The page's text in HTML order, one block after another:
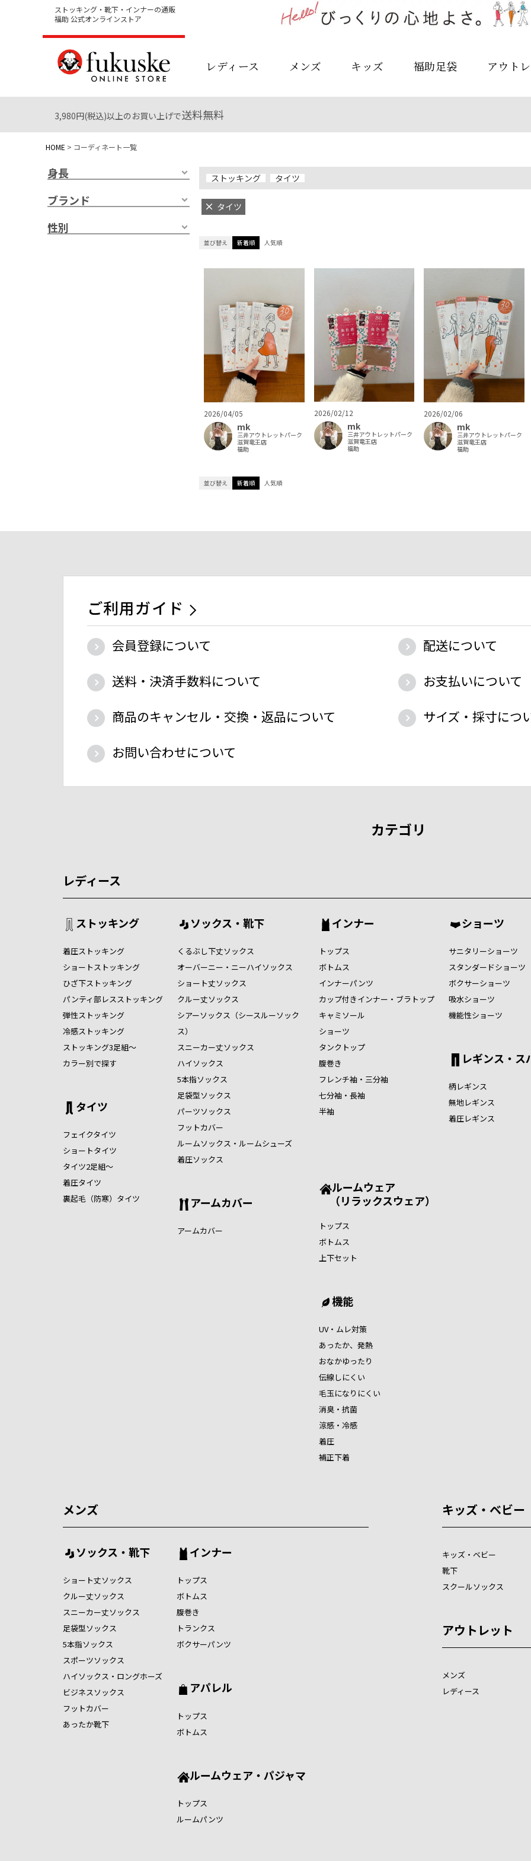
ストッキング・靴下・インナーの通販
福助 公式オンラインストア
レディース メンズ キッズ 福助足袋 アウト
3,980円(税込)以上のお買い上げで送料無料
HOME コーディネート一覧
身長
ブランド
性別
ストッキング タイツ
タイツ
並び替え 新着順 人気順
2026/04/05
mk
三井アウトレットパーク
滋賀竜王店
福助
2026/02/12
mk
三井アウトレットパーク
滋賀竜王店
福助
2026/02/06
mk
三井アウトレットパーク
滋賀竜王店
福助
並び替え 新着順 人気順
ご利用ガイド
会員登録について
配送について
送料・決済手数料について
お支払いについて
商品のキャンセル・交換・返品について
サイズ・採寸につ
お問い合わせについて
カテゴリ
レディース
ストッキング
着圧ストッキング
ショートストッキング
ひざ下ストッキング
パンティ部レスストッキング
弾性ストッキング
冷感ストッキング
ストッキング3足組～
カラー別で探す
タイツ
フェイクタイツ
ショートタイツ
タイツ2足組～
着圧タイツ
裏起毛（防寒）タイツ
ソックス・靴下
くるぶし下丈ソックス
オーバーニー・ニーハイソックス
ショート丈ソックス
クルー丈ソックス
シアーソックス（シースルーソック
ス）
スニーカー丈ソックス
ハイソックス
5本指ソックス
足袋型ソックス
パーツソックス
フットカバー
ルームソックス・ルームシューズ
着圧ソックス
アームカバー
アームカバー
インナー
トップス
ボトムス
インナーパンツ
カップ付きインナー・ブラトップ
キャミソール
ショーツ
タンクトップ
腹巻き
フレンチ袖・三分袖
七分袖・長袖
半袖
ショーツ
サニタリーショーツ
スタンダードショーツ
ボクサーショーツ
吸水ショーツ
機能性ショーツ
レギンス・ス
柄レギンス
無地レギンス
着圧レギンス
ルームウェア
（リラックスウェア）
トップス
ボトムス
上下セット
機能
UV・ムレ対策
あったか、発熱
おなかゆったり
伝線しにくい
毛玉になりにくい
消臭・抗菌
涼感・冷感
着圧
補正下着
メンズ
ソックス・靴下
ショート丈ソックス
クルー丈ソックス
スニーカー丈ソックス
足袋型ソックス
5本指ソックス
スポーツソックス
ハイソックス・ロングホーズ
ビジネスソックス
フットカバー
あったか靴下
インナー
トップス
ボトムス
腹巻き
トランクス
ボクサーパンツ
アパレル
トップス
ボトムス
ルームウェア・パジャマ
トップス
ルームパンツ
キッズ・ベビー
キッズ・ベビー
靴下
スクールソックス
アウトレット
メンズ
レディース